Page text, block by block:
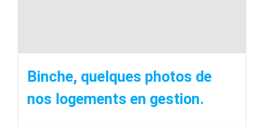
Binche, quelques photos de
nos logements en gestion.